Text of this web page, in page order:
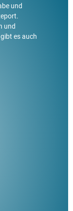
und
und
es auch